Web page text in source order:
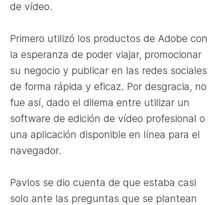
de vídeo.
Primero utilizó los productos de Adobe con
la esperanza de poder viajar, promocionar
su negocio y publicar en las redes sociales
de forma rápida y eficaz. Por desgracia, no
fue así, dado el dilema entre utilizar un
software de edición de vídeo profesional o
una aplicación disponible en línea para el
navegador.
Pavlos se dio cuenta de que estaba casi
solo ante las preguntas que se plantean